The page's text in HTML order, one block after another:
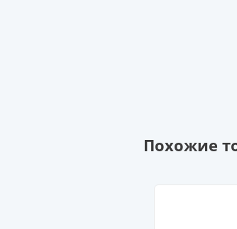
Похожие